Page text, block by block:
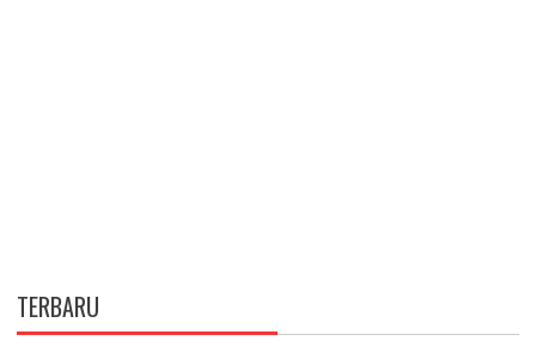
TERBARU